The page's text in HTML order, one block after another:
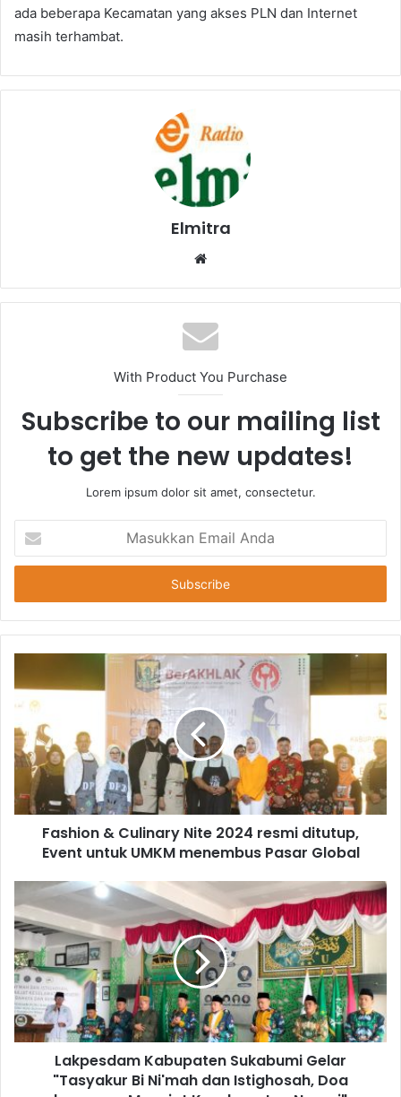
ada beberapa Kecamatan yang akses PLN dan Internet
masih terhambat.
Elmitra
Website
With Product You Purchase
Subscribe to our mailing list
to get the new updates!
Lorem ipsum dolor sit amet, consectetur.
Email
Anda
Fashion & Culinary Nite 2024 resmi ditutup,
Event untuk UMKM menembus Pasar Global
Lakpesdam Kabupaten Sukabumi Gelar
"Tasyakur Bi Ni'mah dan Istighosah, Doa